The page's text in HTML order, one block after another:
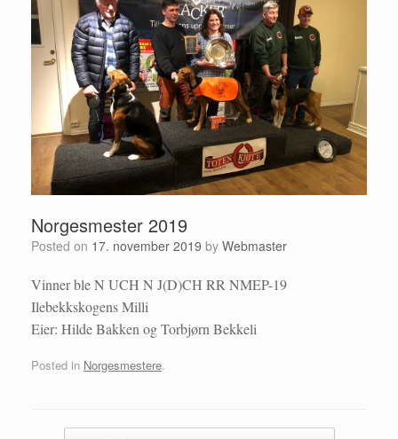
Norgesmester 2019
Posted on 17. november 2019 by Webmaster
Vinner ble N UCH N J(D)CH RR NMEP-19
Ilebekkskogens Milli
Eier: Hilde Bakken og Torbjørn Bekkeli
Posted in Norgesmestere.